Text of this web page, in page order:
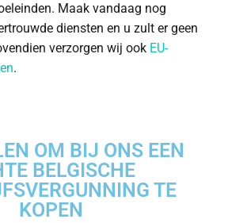
Maak vandaag nog
diensten en u zult er geen
verzorgen wij ook EU-
.
OM BIJ ONS EEN
BELGISCHE
TE
KOPEN